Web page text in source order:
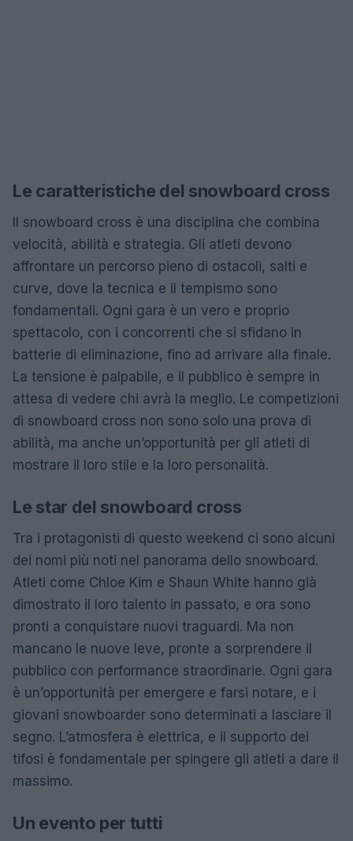
Le caratteristiche del snowboard cross
Il snowboard cross è una disciplina che combina
velocità, abilità e strategia. Gli atleti devono
affrontare un percorso pieno di ostacoli, salti e
curve, dove la tecnica e il tempismo sono
fondamentali. Ogni gara è un vero e proprio
spettacolo, con i concorrenti che si sfidano in
batterie di eliminazione, fino ad arrivare alla finale.
La tensione è palpabile, e il pubblico è sempre in
attesa di vedere chi avrà la meglio. Le competizioni
di snowboard cross non sono solo una prova di
abilità, ma anche un’opportunità per gli atleti di
mostrare il loro stile e la loro personalità.
Le star del snowboard cross
Tra i protagonisti di questo weekend ci sono alcuni
dei nomi più noti nel panorama dello snowboard.
Atleti come Chloe Kim e Shaun White hanno già
dimostrato il loro talento in passato, e ora sono
pronti a conquistare nuovi traguardi. Ma non
mancano le nuove leve, pronte a sorprendere il
pubblico con performance straordinarie. Ogni gara
è un’opportunità per emergere e farsi notare, e i
giovani snowboarder sono determinati a lasciare il
segno. L’atmosfera è elettrica, e il supporto dei
tifosi è fondamentale per spingere gli atleti a dare il
massimo.
Un evento per tutti